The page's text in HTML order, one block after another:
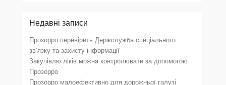
Недавні записи
Прозорро перевірить Держслужба спеціального
зв’язку та захисту інформації
Закупівлю ліків можна контролювати за допомогою
Прозорро
Прозорро малоефективно для дорожньої галузі